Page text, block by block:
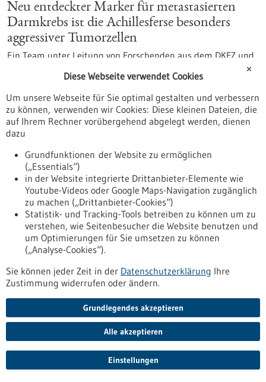
Neu entdeckter Marker für metastasierten
Darmkrebs ist die Achillesferse besonders
aggressiver Tumorzellen
Ein Team unter Leitung von Forschenden aus dem DKFZ und
vielversprechenden Ansatz zur Behandlung von
fortgeschrittenem Darmkrebs entdeckt. Die Studie
identifiziert einen wichtigen Marker besonders aggressiver
und therapieresistenter Darmkrebszellen. Zugleich zeigen die
Forschenden an Modellen, dass bereits zugelassene
Medikamente gegen diesen Marker die Metastasen-
initiierenden Zellen gezielt angreifen.
https://www.gesundheitsindustrie-
bw.de/fachbeitrag/pm/neu-entdeckter-marker-fuer-
metastasierten-darmkrebs-ist-die-achillesferse-besonders-
aggressiver-tumorzellen
FlareOn Biotech - fluoreszente Tumorrand-Erkennung -
01.07.2026
Sensor soll Tumorreste direkt beim Eingriff
Um einen Tumor im Kopf-Halsbereich sicher zu entfernen,
muss zuverlässig zwischen krankem und gesundem Gewebe
✕
Diese Webseite verwendet Cookies
Um unsere Webseite für Sie optimal gestalten und verbessern
zu können, verwenden wir Cookies: Diese kleinen Dateien, die
auf Ihrem Rechner vorübergehend abgelegt werden, dienen
dazu
Grundfunktionen der Website zu ermöglichen
(„Essentials“)
in der Website integrierte Drittanbieter-Elemente wie
Youtube-Videos oder Google Maps-Navigation zugänglich
zu machen („Drittanbieter-Cookies“)
Statistik- und Tracking-Tools betreiben zu können um zu
verstehen, wie Seitenbesucher die Website benutzen und
um Optimierungen für Sie umsetzen zu können
(„Analyse-Cookies“).
Sie können jeder Zeit in der Datenschutzerklärung Ihre
Zustimmung widerrufen oder ändern.
Grundlegendes akzeptieren
Alle akzeptieren
Einstellungen